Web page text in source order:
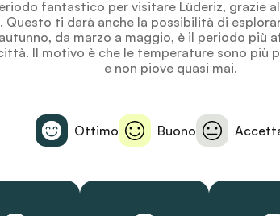
fantastico per visitare Lüderiz, grazie
Questo ti darà anche la possibilità di
da marzo a maggio, è il periodo più
Il motivo è che le temperature sono più
e non piove quasi mai.
Ottimo Buono